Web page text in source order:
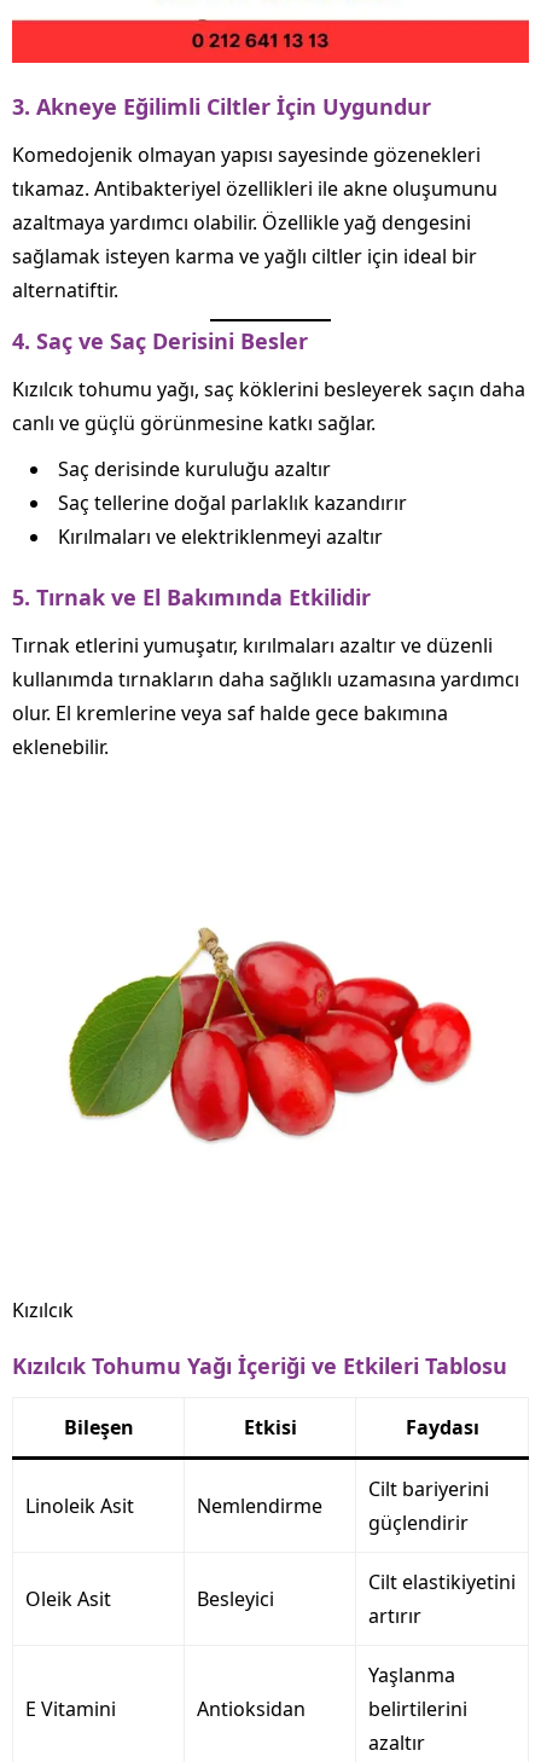
3. Akneye Eğilimli Ciltler İçin Uygundur
Komedojenik olmayan yapısı sayesinde gözenekleri
tıkamaz. Antibakteriyel özellikleri ile akne oluşumunu
azaltmaya yardımcı olabilir. Özellikle yağ dengesini
sağlamak isteyen karma ve yağlı ciltler için ideal bir
alternatiftir.
4. Saç ve Saç Derisini Besler
Kızılcık tohumu yağı, saç köklerini besleyerek saçın daha
canlı ve güçlü görünmesine katkı sağlar.
Saç derisinde kuruluğu azaltır
Saç tellerine doğal parlaklık kazandırır
Kırılmaları ve elektriklenmeyi azaltır
5. Tırnak ve El Bakımında Etkilidir
Tırnak etlerini yumuşatır, kırılmaları azaltır ve düzenli
kullanımda tırnakların daha sağlıklı uzamasına yardımcı
olur. El kremlerine veya saf halde gece bakımına
eklenebilir.
Kızılcık
Kızılcık Tohumu Yağı İçeriği ve Etkileri Tablosu
Bileşen Etkisi Faydası
Linoleik Asit Nemlendirme
Cilt bariyerini
güçlendirir
Oleik Asit Besleyici
Cilt elastikiyetini
artırır
E Vitamini Antioksidan
Yaşlanma
belirtilerini
azaltır